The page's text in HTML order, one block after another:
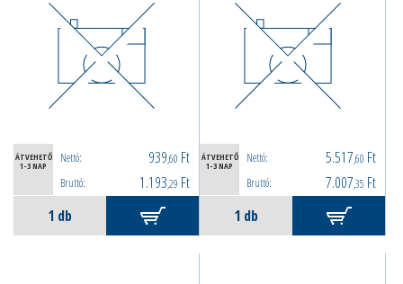
ÁTVEHETŐ
1-3 NAP
Nettó: 939,60 Ft
Bruttó: 1.193,29 Ft
ÁTVEHETŐ
1-3 NAP
Nettó: 5.517,60 Ft
Bruttó: 7.007,35 Ft